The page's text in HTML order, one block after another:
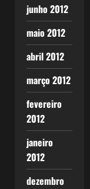
junho 2012
maio 2012
abril 2012
março 2012
fevereiro
2012
janeiro
2012
dezembro